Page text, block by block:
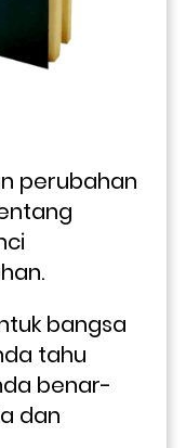
perubahan
bangsa
tahu
benar-
dan